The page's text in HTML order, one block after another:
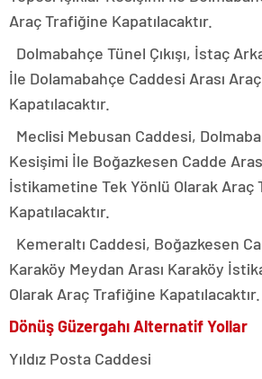
Araç Trafiğine Kapatılacaktır.
Dolmabahçe Tünel Çıkışı, İstaç
İle Dolamabahçe Caddesi Arası
Kapatılacaktır.
Meclisi Mebusan Caddesi,
Kesişimi İle Boğazkesen Cadde
İstikametine Tek Yönlü Olarak Araç
Kapatılacaktır.
Kemeraltı Caddesi, Boğazkesen
Karaköy Meydan Arası Karaköy
Olarak Araç Trafiğine Kapatılacaktır.
Dönüş Güzergahı Alternatif Yollar
Yıldız Posta Caddesi